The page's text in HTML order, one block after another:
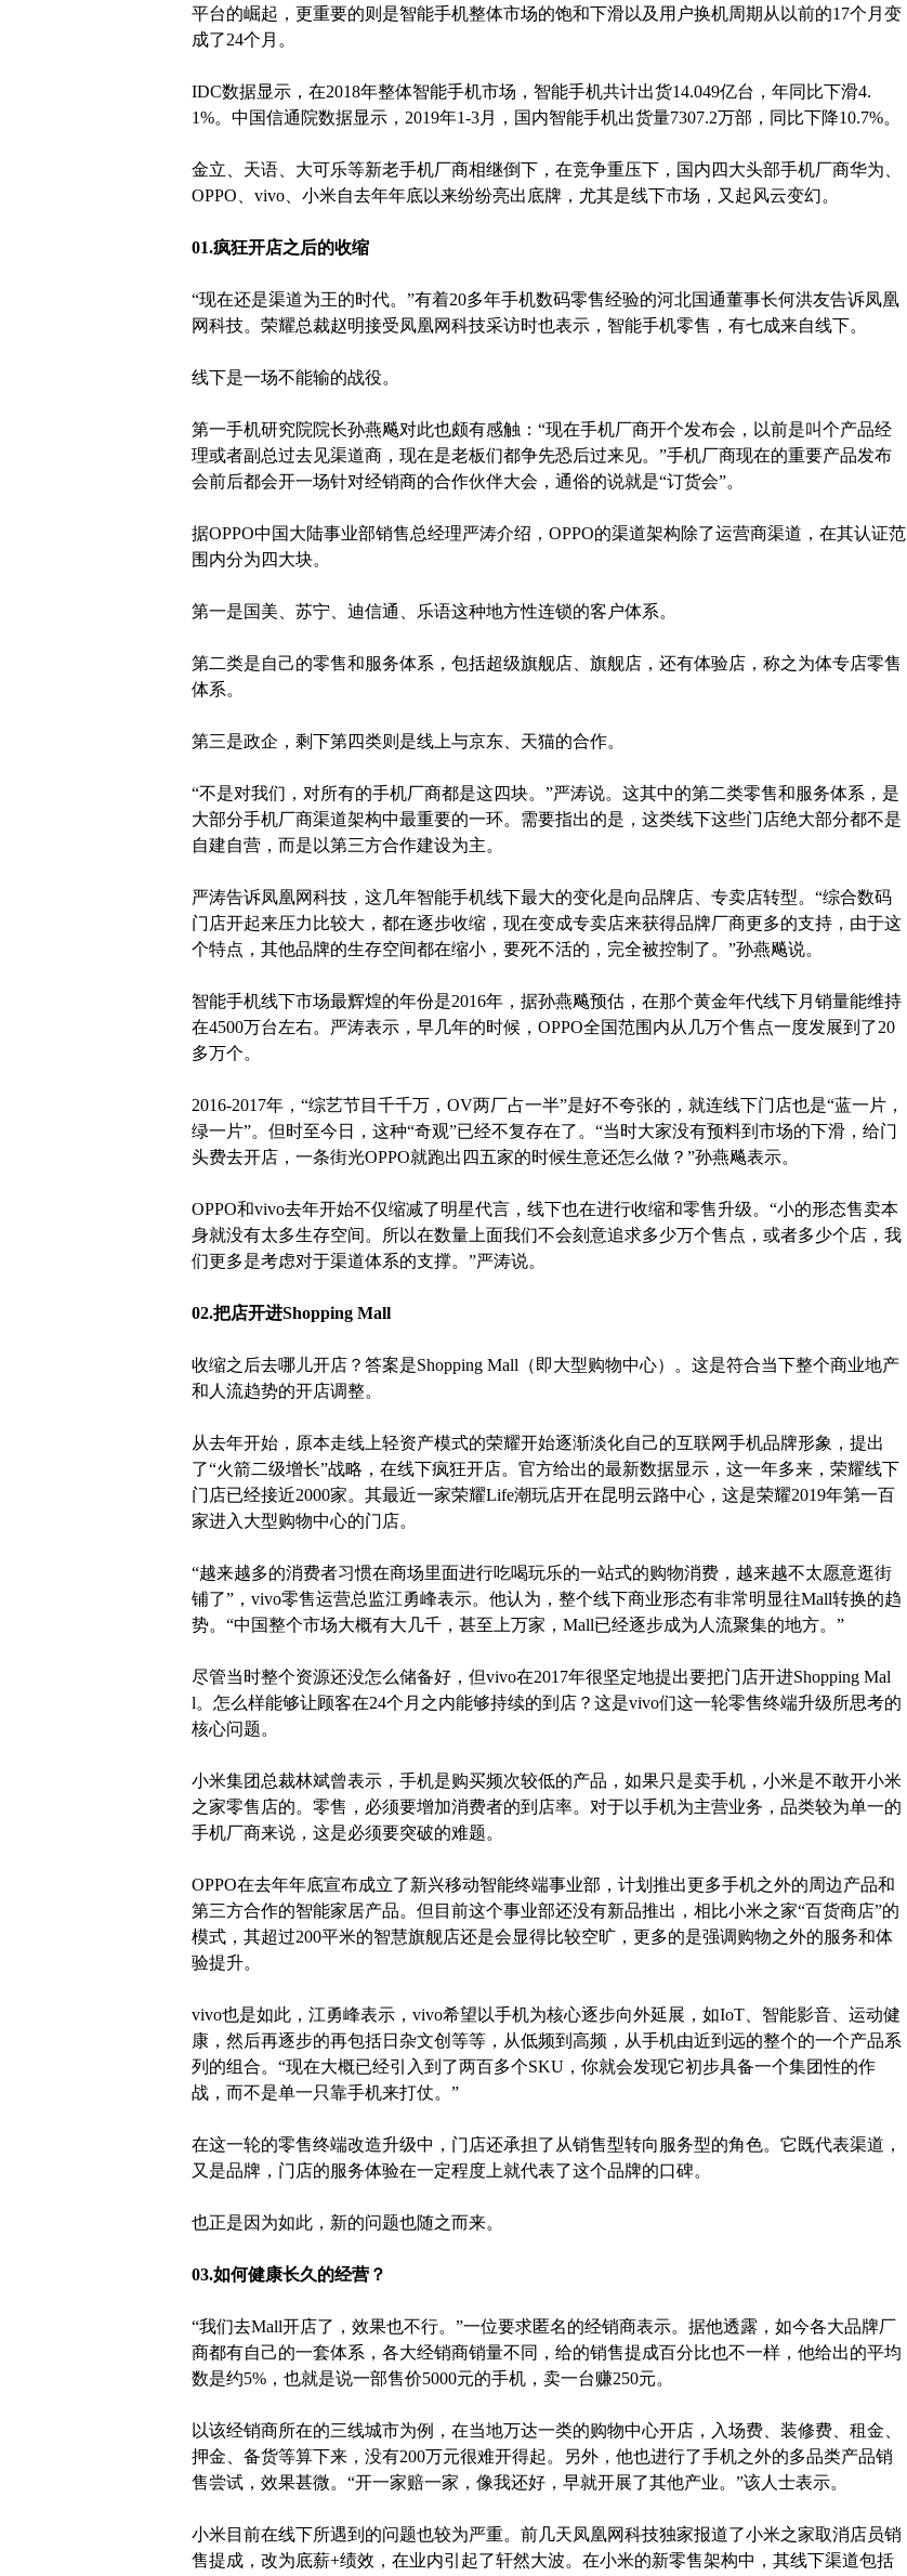
平台的崛起，更重要的则是智能手机整体市场的饱和下滑以及用户换机周期从以前的17个月变
成了24个月。
IDC数据显示，在2018年整体智能手机市场，智能手机共计出货14.049亿台，年同比下滑4.
1%。中国信通院数据显示，2019年1-3月，国内智能手机出货量7307.2万部，同比下降10.7%。
金立、天语、大可乐等新老手机厂商相继倒下，在竞争重压下，国内四大头部手机厂商华为、
OPPO、vivo、小米自去年年底以来纷纷亮出底牌，尤其是线下市场，又起风云变幻。
01.疯狂开店之后的收缩
“现在还是渠道为王的时代。”有着20多年手机数码零售经验的河北国通董事长何洪友告诉凤凰
网科技。荣耀总裁赵明接受凤凰网科技采访时也表示，智能手机零售，有七成来自线下。
线下是一场不能输的战役。
第一手机研究院院长孙燕飚对此也颇有感触：“现在手机厂商开个发布会，以前是叫个产品经
理或者副总过去见渠道商，现在是老板们都争先恐后过来见。”手机厂商现在的重要产品发布
会前后都会开一场针对经销商的合作伙伴大会，通俗的说就是“订货会”。
据OPPO中国大陆事业部销售总经理严涛介绍，OPPO的渠道架构除了运营商渠道，在其认证范
围内分为四大块。
第一是国美、苏宁、迪信通、乐语这种地方性连锁的客户体系。
第二类是自己的零售和服务体系，包括超级旗舰店、旗舰店，还有体验店，称之为体专店零售
体系。
第三是政企，剩下第四类则是线上与京东、天猫的合作。
“不是对我们，对所有的手机厂商都是这四块。”严涛说。这其中的第二类零售和服务体系，是
大部分手机厂商渠道架构中最重要的一环。需要指出的是，这类线下这些门店绝大部分都不是
自建自营，而是以第三方合作建设为主。
严涛告诉凤凰网科技，这几年智能手机线下最大的变化是向品牌店、专卖店转型。“综合数码
门店开起来压力比较大，都在逐步收缩，现在变成专卖店来获得品牌厂商更多的支持，由于这
个特点，其他品牌的生存空间都在缩小，要死不活的，完全被控制了。”孙燕飚说。
智能手机线下市场最辉煌的年份是2016年，据孙燕飚预估，在那个黄金年代线下月销量能维持
在4500万台左右。严涛表示，早几年的时候，OPPO全国范围内从几万个售点一度发展到了20
多万个。
2016-2017年，“综艺节目千千万，OV两厂占一半”是好不夸张的，就连线下门店也是“蓝一片，
绿一片”。但时至今日，这种“奇观”已经不复存在了。“当时大家没有预料到市场的下滑，给门
头费去开店，一条街光OPPO就跑出四五家的时候生意还怎么做？”孙燕飚表示。
OPPO和vivo去年开始不仅缩减了明星代言，线下也在进行收缩和零售升级。“小的形态售卖本
身就没有太多生存空间。所以在数量上面我们不会刻意追求多少万个售点，或者多少个店，我
们更多是考虑对于渠道体系的支撑。”严涛说。
02.把店开进Shopping Mall
收缩之后去哪儿开店？答案是Shopping Mall（即大型购物中心）。这是符合当下整个商业地产
和人流趋势的开店调整。
从去年开始，原本走线上轻资产模式的荣耀开始逐渐淡化自己的互联网手机品牌形象，提出
了“火箭二级增长”战略，在线下疯狂开店。官方给出的最新数据显示，这一年多来，荣耀线下
门店已经接近2000家。其最近一家荣耀Life潮玩店开在昆明云路中心，这是荣耀2019年第一百
家进入大型购物中心的门店。
“越来越多的消费者习惯在商场里面进行吃喝玩乐的一站式的购物消费，越来越不太愿意逛街
铺了”，vivo零售运营总监江勇峰表示。他认为，整个线下商业形态有非常明显往Mall转换的趋
势。“中国整个市场大概有大几千，甚至上万家，Mall已经逐步成为人流聚集的地方。”
尽管当时整个资源还没怎么储备好，但vivo在2017年很坚定地提出要把门店开进Shopping Mal
l。怎么样能够让顾客在24个月之内能够持续的到店？这是vivo们这一轮零售终端升级所思考的
核心问题。
小米集团总裁林斌曾表示，手机是购买频次较低的产品，如果只是卖手机，小米是不敢开小米
之家零售店的。零售，必须要增加消费者的到店率。对于以手机为主营业务，品类较为单一的
手机厂商来说，这是必须要突破的难题。
OPPO在去年年底宣布成立了新兴移动智能终端事业部，计划推出更多手机之外的周边产品和
第三方合作的智能家居产品。但目前这个事业部还没有新品推出，相比小米之家“百货商店”的
模式，其超过200平米的智慧旗舰店还是会显得比较空旷，更多的是强调购物之外的服务和体
验提升。
vivo也是如此，江勇峰表示，vivo希望以手机为核心逐步向外延展，如IoT、智能影音、运动健
康，然后再逐步的再包括日杂文创等等，从低频到高频，从手机由近到远的整个的一个产品系
列的组合。“现在大概已经引入到了两百多个SKU，你就会发现它初步具备一个集团性的作
战，而不是单一只靠手机来打仗。”
在这一轮的零售终端改造升级中，门店还承担了从销售型转向服务型的角色。它既代表渠道，
又是品牌，门店的服务体验在一定程度上就代表了这个品牌的口碑。
也正是因为如此，新的问题也随之而来。
03.如何健康长久的经营？
“我们去Mall开店了，效果也不行。”一位要求匿名的经销商表示。据他透露，如今各大品牌厂
商都有自己的一套体系，各大经销商销量不同，给的销售提成百分比也不一样，他给出的平均
数是约5%，也就是说一部售价5000元的手机，卖一台赚250元。
以该经销商所在的三线城市为例，在当地万达一类的购物中心开店，入场费、装修费、租金、
押金、备货等算下来，没有200万元很难开得起。另外，他也进行了手机之外的多品类产品销
售尝试，效果甚微。“开一家赔一家，像我还好，早就开展了其他产业。”该人士表示。
小米目前在线下所遇到的问题也较为严重。前几天凤凰网科技独家报道了小米之家取消店员销
售提成，改为底薪+绩效，在业内引起了轩然大波。在小米的新零售架构中，其线下渠道包括